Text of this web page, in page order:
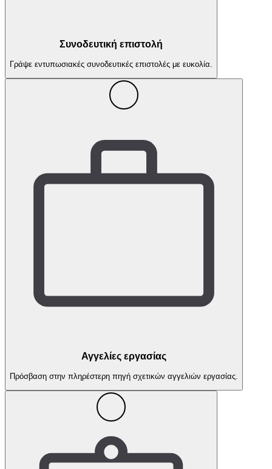
Συνοδευτική επιστολή
Γράψε εντυπωσιακές συνοδευτικές επιστολές με ευκολία.
Αγγελίες εργασίας
Πρόσβαση στην πληρέστερη πηγή σχετικών αγγελιών εργασίας.